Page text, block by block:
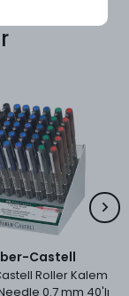
Castell
Roller Kalem
0.7 mm 40'lı